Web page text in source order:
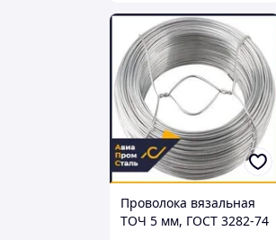
Проволока вязальная
ТОЧ 5 мм, ГОСТ 3282-74